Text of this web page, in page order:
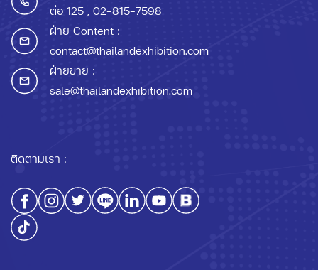
ต่อ 125 , 02-815-7598
ฝ่าย Content :
contact@thailandexhibition.com
ฝ่ายขาย :
sale@thailandexhibition.com
ติดตามเรา :